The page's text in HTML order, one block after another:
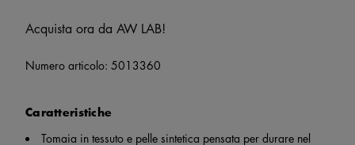
Acquista ora da AW LAB!
Numero articolo: 5013360
Caratteristiche
Tomaia in tessuto e pelle sintetica pensata per durare nel